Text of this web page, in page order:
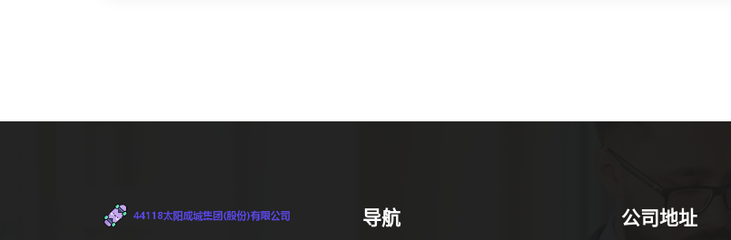
导航 公司地址